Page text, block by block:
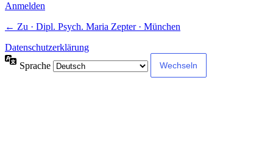
Anmelden
← Zu · Dipl. Psych. Maria Zepter · München
Datenschutzerklärung
Sprache